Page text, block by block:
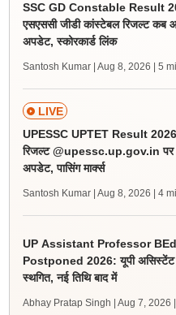
SSC GD Constable Result
एसएससी जीडी कांस्टेबल रिजल्ट कब
अपडेट, स्कोरकार्ड लिंक
Santosh Kumar | Aug 8, 2026 | 5
LIVE
UPESSC UPTET Result 2026
रिजल्ट @upessc.up.gov.in पर
अपडेट, पासिंग मार्क्स
Santosh Kumar | Aug 8, 2026 | 4
UP Assistant Professor
Postponed 2026: यूपी असिस्टेंट
स्थगित, नई तिथि बाद में
Abhay Pratap Singh | Aug 7, 2026